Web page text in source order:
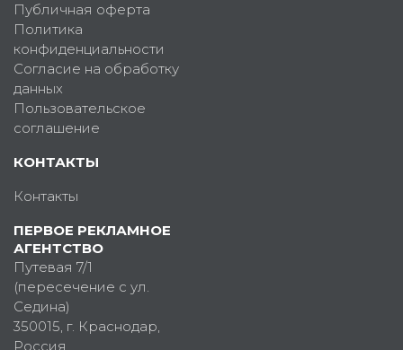
Публичная оферта
Политика
конфиденциальности
Согласие на обработку
данных
Пользовательское
соглашение
КОНТАКТЫ
Контакты
ПЕРВОЕ РЕКЛАМНОЕ
АГЕНТСТВО
Путевая 7/1
(пересечение с ул.
Седина)
350015, г. Краснодар,
Россия